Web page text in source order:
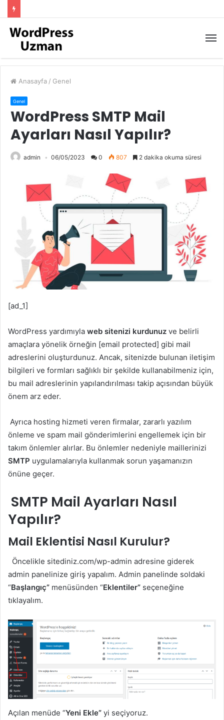
Anasayfa / Genel
Genel
WordPress SMTP Mail
Ayarları Nasıl Yapılır?
admin 06/05/2023 0 807 2 dakika okuma süresi
[ad_1]
WordPress yardımıyla web sitenizi kurdunuz ve belirli
amaçlara yönelik örneğin [email protected] gibi mail
adreslerini oluşturdunuz. Ancak, sitenizde bulunan iletişim
bilgileri ve formları sağlıklı bir şekilde kullanabilmeniz için,
bu mail adreslerinin yapılandırılması takip açısından büyük
önem arz eder.
Ayrıca hosting hizmeti veren firmalar, zararlı yazılım
önleme ve spam mail gönderimlerini engellemek için bir
takım önlemler alırlar. Bu önlemler nedeniyle maillerinizi
SMTP uygulamalarıyla kullanmak sorun yaşamanızın
önüne geçer.
SMTP Mail Ayarları Nasıl
Yapılır?
Mail Eklentisi Nasıl Kurulur?
Öncelikle sitediniz.com/wp-admin adresine giderek
admin panelinize giriş yapalım. Admin panelinde soldaki
“Başlangıç” menüsünden “Eklentiler” seçeneğine
tıklayalım.
Açılan menüde “Yeni Ekle” yi seçiyoruz.